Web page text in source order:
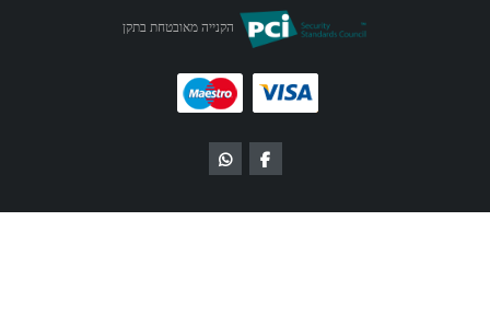
הקנייה מאובטחת בתקן